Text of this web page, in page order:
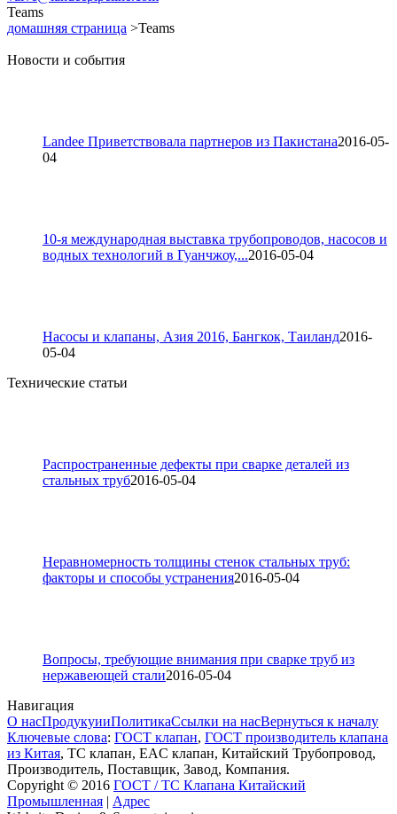
Teams
домашняя страница >Teams
Новости и события
Landee Приветствовала партнеров из Пакистана2016-05-
04
10-я международная выставка трубопроводов, насосов и
водных технологий в Гуанчжоу,...2016-05-04
Насосы и клапаны, Азия 2016, Бангкок, Таиланд2016-
05-04
Технические статьи
Распространенные дефекты при сварке деталей из
стальных труб2016-05-04
Неравномерность толщины стенок стальных труб:
факторы и способы устранения2016-05-04
Вопросы, требующие внимания при сварке труб из
нержавеющей стали2016-05-04
Навигация
О насПродукуииПолитикаСсылки на насВернуться к началу
Ключевые слова: ГОСТ клапан, ГОСТ производитель клапана
из Китая, ТС клапан, EAC клапан, Китайский Трубопровод,
Производитель, Поставщик, Завод, Компания.
Copyright © 2016 ГОСТ / ТС Клапана Китайский
Промышленная | Адрес